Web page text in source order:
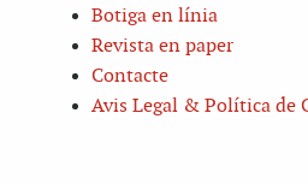
Botiga en línia
Revista en paper
Contacte
Avis Legal & Política de